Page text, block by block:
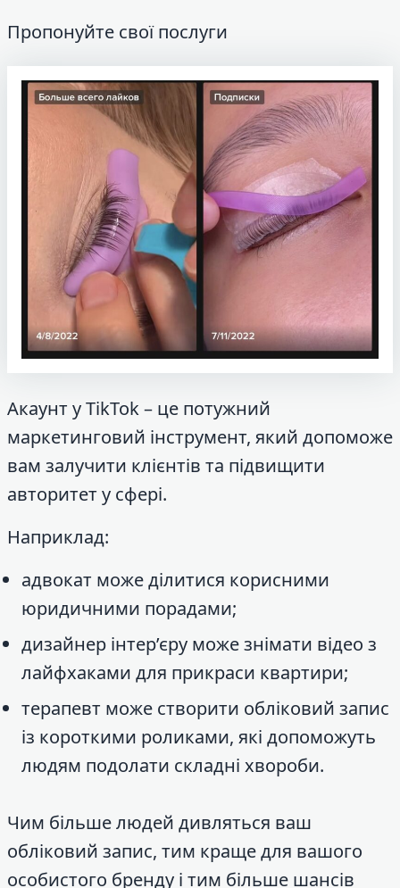
Пропонуйте свої послуги
Акаунт у TikTok – це потужний
маркетинговий інструмент, який допоможе
вам залучити клієнтів та підвищити
авторитет у сфері.
Наприклад:
адвокат може ділитися корисними
юридичними порадами;
дизайнер інтер’єру може знімати відео з
лайфхаками для прикраси квартири;
терапевт може створити обліковий запис
із короткими роликами, які допоможуть
людям подолати складні хвороби.
Чим більше людей дивляться ваш
обліковий запис, тим краще для вашого
особистого бренду і тим більше шансів